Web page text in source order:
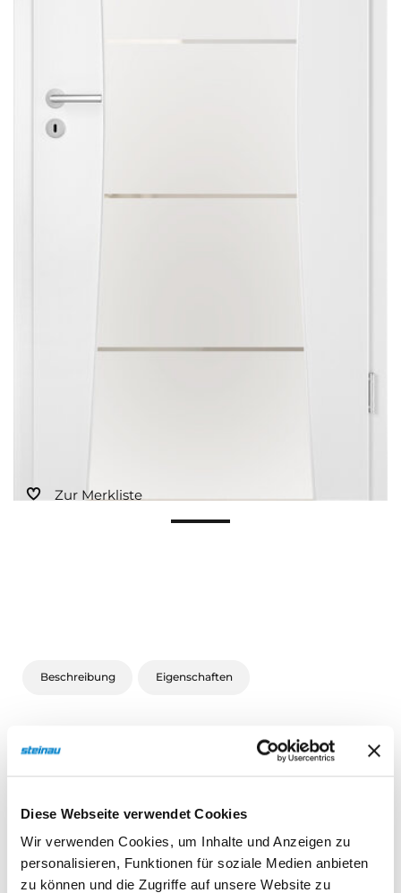
Diese Webseite verwendet Cookies
Wir verwenden Cookies, um Inhalte und Anzeigen zu
personalisieren, Funktionen für soziale Medien anbieten
zu können und die Zugriffe auf unsere Website zu
Dachboden­treppen
Zur Merkliste
Beschreibung Eigenschaften
Beschreibung
Sueno Versio
Normtür, eckigTürelement, Vollspanplatte